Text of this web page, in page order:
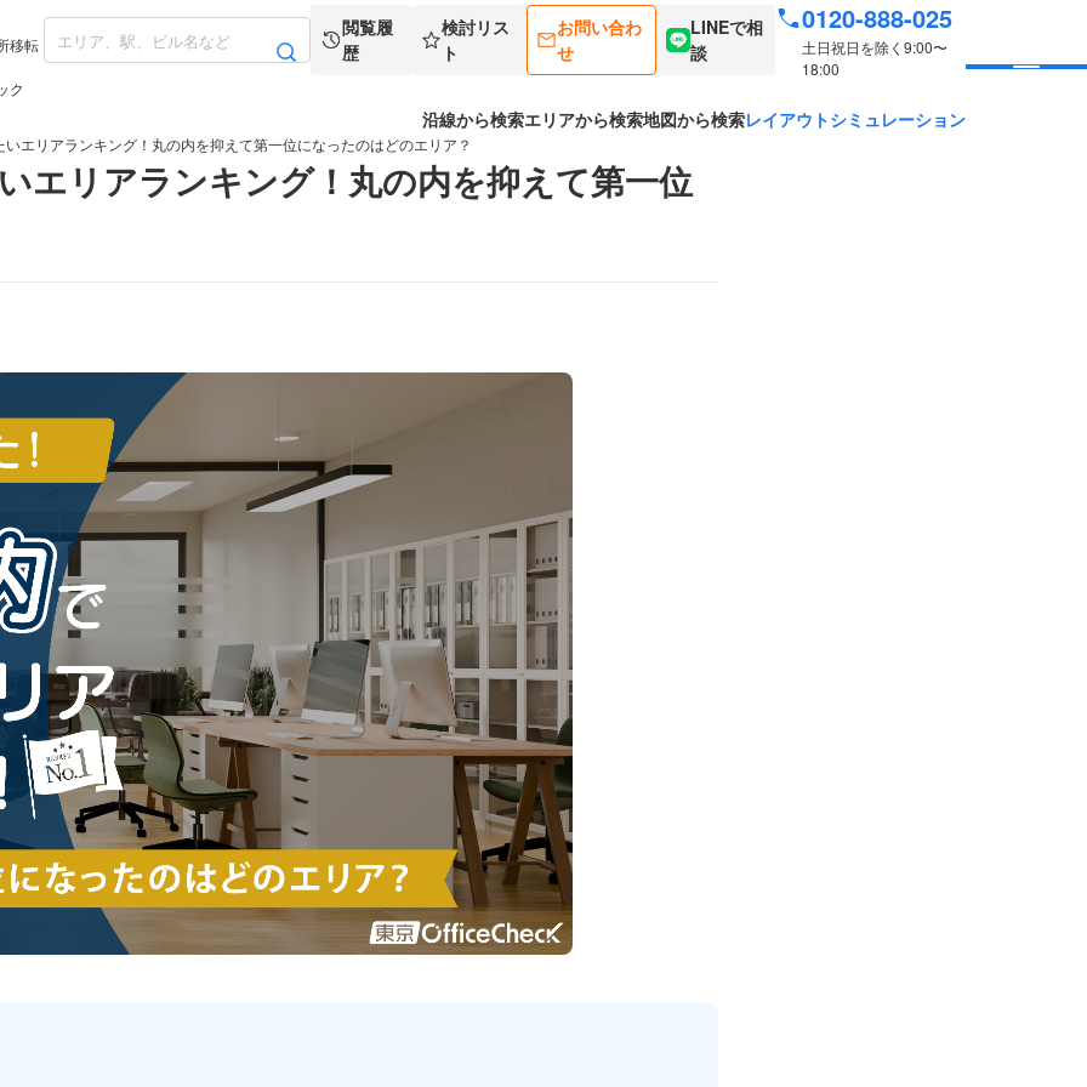
移転
ク
閲覧履
歴
検討リス
ト
お問い合わ
せ
LINEで相
談
0120-888-025
土日祝日を除く9:00〜
18:00
沿線から検索エリアから検索地図から検索レイアウトシミュレーション
エリアランキング！丸の内を抑えて第一位になったのはどのエリア？
エリアランキング！丸の内を抑えて第一位